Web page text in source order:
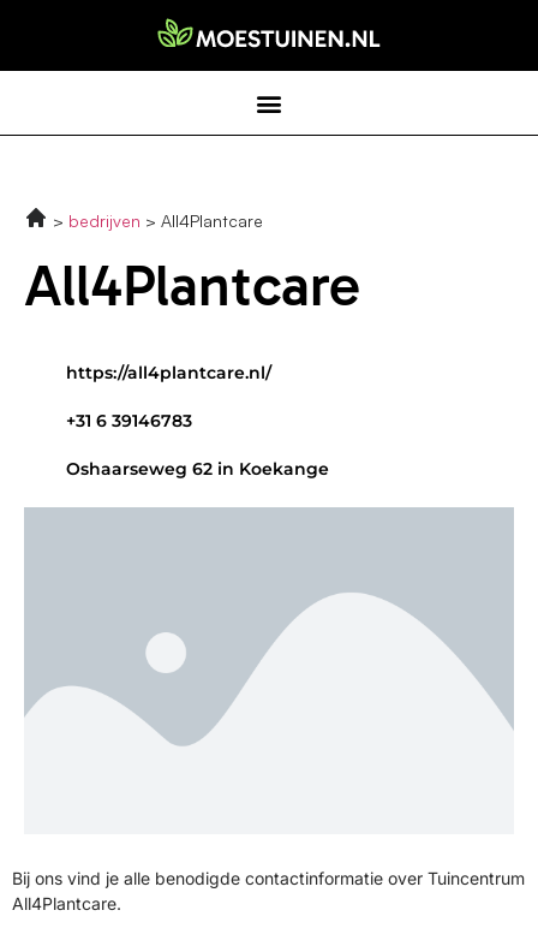
bedrijven All4Plantcare
All4Plantcare
https://all4plantcare.nl/
+31 6 39146783
Oshaarseweg 62 in Koekange
Bij ons vind je alle benodigde contactinformatie over Tuincentrum
All4Plantcare.